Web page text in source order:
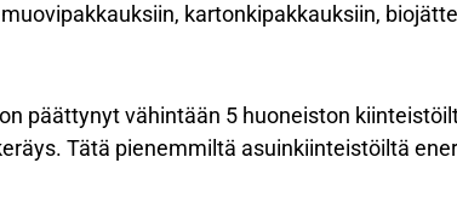
kartonkipakkauksiin,
päättynyt vähintään 5 huoneiston
Tätä pienemmiltä asuinkiinteistöiltä